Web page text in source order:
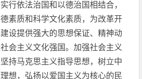
行依法治国和以德治国相结合，
素质和科学文化素质，为改革开
设提供强大的思想保证、精神动
会主义文化强国。加强社会主义
持马克思主义指导思想，树立中
想，弘扬以爱国主义为核心的民